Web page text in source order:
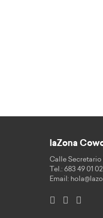
laZona
Calle Secretario
Tel.: 683 49 01 02
Email: